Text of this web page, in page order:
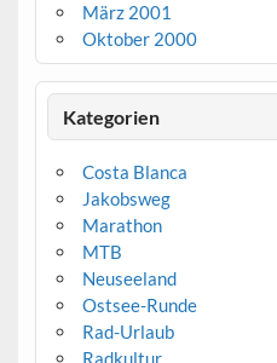
März 2001
Oktober 2000
Kategorien
Costa Blanca
Jakobsweg
Marathon
MTB
Neuseeland
Ostsee-Runde
Rad-Urlaub